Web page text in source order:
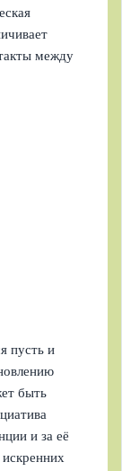
между
пусть и
быть
и за её